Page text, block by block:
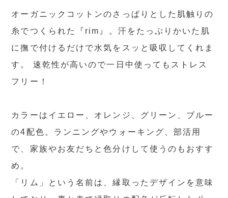
オーガニックコットンのさっぱりとした肌触りの
糸でつくられた『rim』。汗をたっぷりかいた肌
に撫で付けるだけで水気をスッと吸収してくれま
す。 速乾性が高いので一日中使ってもストレス
フリー！
カラーはイエロー、オレンジ、グリーン、ブルー
の4配色。ランニングやウォーキング、部活用
で、家族やお友だちと色分けして使うのもおすす
め。
「リム」という名前は、縁取ったデザインを意味